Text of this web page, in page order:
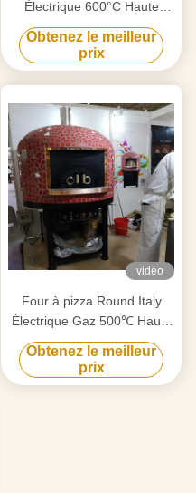
Électrique 600°C Haute
température
Obtenez le meilleur
prix
vidéo
Four à pizza Round Italy
Électrique Gaz 500℃ Haute
Température
Obtenez le meilleur
prix